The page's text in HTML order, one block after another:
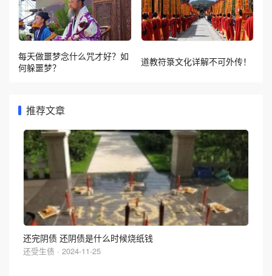
每天做噩梦念什么咒才好？如
何躲噩梦？
道教符箓文化详解不可外传！
推荐文章
还完阴债 还阴债是什么时候烧纸钱
还受生债 · 2024-11-25